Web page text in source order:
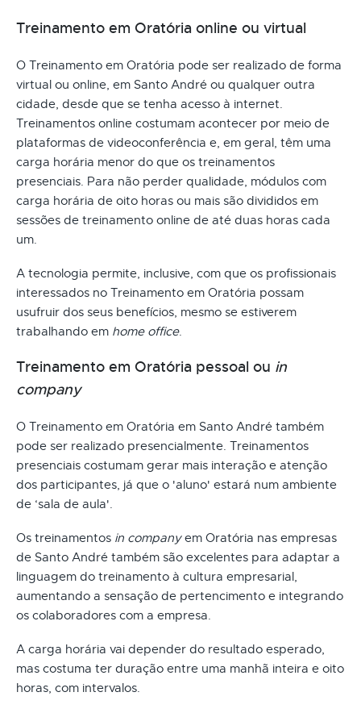
Treinamento em Oratória online ou virtual
O Treinamento em Oratória pode ser realizado de forma
virtual ou online, em Santo André ou qualquer outra
cidade, desde que se tenha acesso à internet.
Treinamentos online costumam acontecer por meio de
plataformas de videoconferência e, em geral, têm uma
carga horária menor do que os treinamentos
presenciais. Para não perder qualidade, módulos com
carga horária de oito horas ou mais são divididos em
sessões de treinamento online de até duas horas cada
um.
A tecnologia permite, inclusive, com que os profissionais
interessados no Treinamento em Oratória possam
usufruir dos seus benefícios, mesmo se estiverem
trabalhando em home office.
Treinamento em Oratória pessoal ou in
company
O Treinamento em Oratória em Santo André também
pode ser realizado presencialmente. Treinamentos
presenciais costumam gerar mais interação e atenção
dos participantes, já que o 'aluno' estará num ambiente
de ‘sala de aula'.
Os treinamentos in companyem Oratória nas empresas
de Santo André também são excelentes para adaptar a
linguagem do treinamento à cultura empresarial,
aumentando a sensação de pertencimento e integrando
os colaboradores com a empresa.
A carga horária vai depender do resultado esperado,
mas costuma ter duração entre uma manhã inteira e oito
horas, com intervalos.